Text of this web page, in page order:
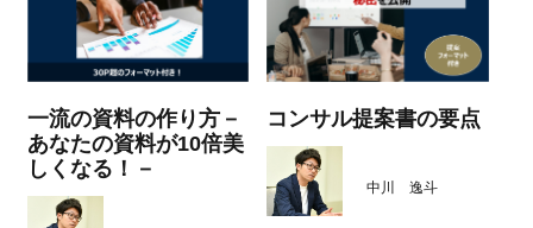
一流の資料の作り方－
あなたの資料が10倍美
しくなる！－
コンサル提案書の要点
中川 逸斗